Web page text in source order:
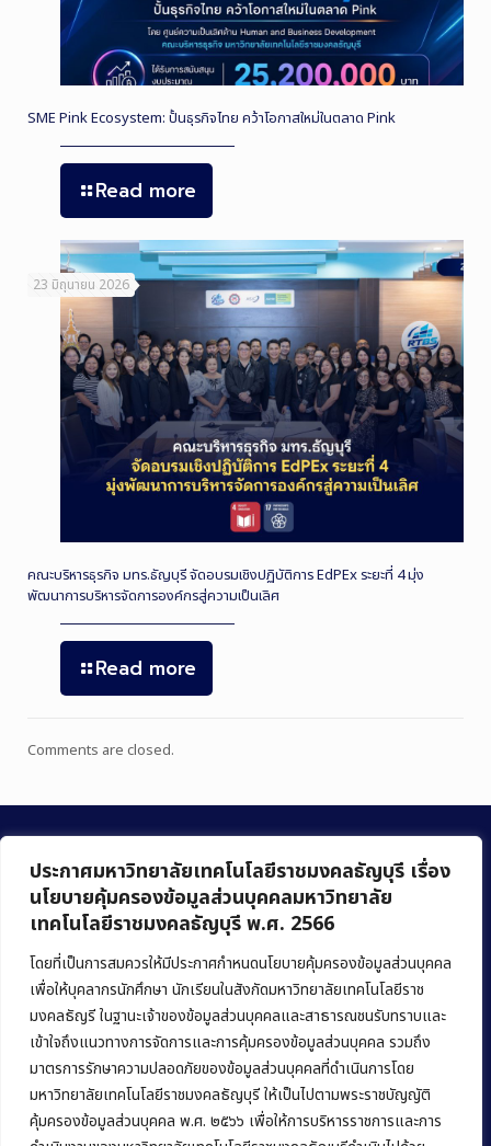
ประกาศมหาวิทยาลัยเทคโนโลยีราชมงคลธัญบุรี เรื่อง
นโยบายคุ้มครองข้อมูลส่วนบุคคลมหาวิทยาลัย
เทคโนโลยีราชมงคลธัญบุรี พ.ศ. 2566
โดยที่เป็นการสมควรให้มีประกาศกำหนดนโยบายคุ้มครองข้อมูลส่วนบุคคล
เพื่อให้บุคลากรนักศึกษา นักเรียนในสังกัดมหาวิทยาลัยเทคโนโลยีราช
มงคลธัญรี ในฐานะเจ้าของข้อมูลส่วนบุคคลและสาธารณชนรับทราบและ
เข้าใจถึงแนวทางการจัดการและการคุ้มครองข้อมูลส่วนบุคคล รวมถึง
มาตรการรักษาความปลอดภัยของข้อมูลส่วนบุคคลที่ดำเนินการโดย
มหาวิทยาลัยเทคโนโลยีราชมงคลธัญบุรี ให้เป็นไปตามพระราชบัญญัติ
คุ้มครองข้อมูลส่วนบุคคล พ.ศ. ๒๕๖๖ เพื่อให้การบริหารราชการและการ
SME Pink Ecosystem: ปั้นธุรกิจไทย คว้าโอกาสใหม่ในตลาด Pink
Read more
23 มิถุนายน 2026
คณะบริหารธุรกิจ มทร.ธัญบุรี จัดอบรมเชิงปฏิบัติการ EdPEx ระยะที่ 4 มุ่ง
พัฒนาการบริหารจัดการองค์กรสู่ความเป็นเลิศ
Read more
Comments are closed.
คณะบริหารธุรกิจ
มหาวิทยาลัยเทคโนโลยีราชมงคลธัญบุรี
39 หมู่ 1 ถนนรังสิต-นครนายก ตำบลคลองหก
อำเภอคลองหลวง จังหวัดปทุมธานี 12120
Phone:+66 (0) 2549 3243,+66 (0) 2549 3241
E-mail:bus@rmutt.ac.th